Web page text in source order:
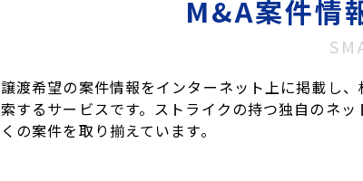
M&A案件情
譲渡希望の案件情報をインターネット上に掲載し、
索するサービスです。ストライクの持つ独自のネッ
くの案件を取り揃えています。